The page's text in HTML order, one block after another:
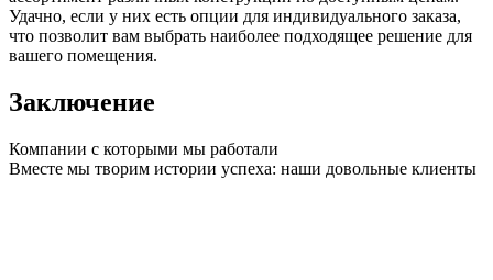
Удачно, если у них есть опции для индивидуального заказа,
что позволит вам выбрать наиболее подходящее решение для
вашего помещения.
Заключение
Компании с которыми мы работали
Вместе мы творим истории успеха: наши довольные клиенты